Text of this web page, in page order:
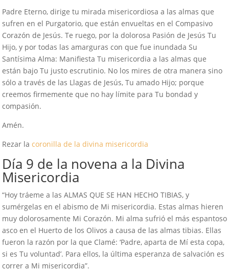
Padre Eterno, dirige tu mirada misericordiosa a las almas que
sufren en el Purgatorio, que están envueltas en el Compasivo
Corazón de Jesús. Te ruego, por la dolorosa Pasión de Jesús Tu
Hijo, y por todas las amarguras con que fue inundada Su
Santísima Alma: Manifiesta Tu misericordia a las almas que
están bajo Tu justo escrutinio. No los mires de otra manera sino
sólo a través de las Llagas de Jesús, Tu amado Hijo; porque
creemos firmemente que no hay límite para Tu bondad y
compasión.
Amén.
Rezar la coronilla de la divina misericordia
Día 9 de la novena a la Divina
Misericordia
“Hoy tráeme a las ALMAS QUE SE HAN HECHO TIBIAS, y
sumérgelas en el abismo de Mi misericordia. Estas almas hieren
muy dolorosamente Mi Corazón. Mi alma sufrió el más espantoso
asco en el Huerto de los Olivos a causa de las almas tibias. Ellas
fueron la razón por la que Clamé: ‘Padre, aparta de Mí esta copa,
si es Tu voluntad’. Para ellos, la última esperanza de salvación es
correr a Mi misericordia”.